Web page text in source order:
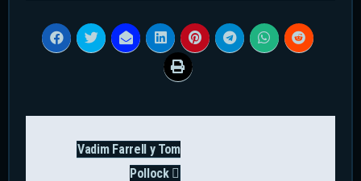
Vadim Farrell y Tom
Pollock